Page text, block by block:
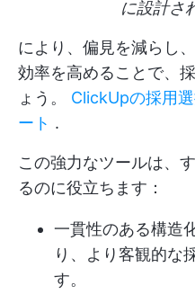
に設計さ
により、偏見を減らし
効率を高めることで、
ょう。 ClickUpの採用
ート .
この強力なツールは、
るのに役立ちます：
一貫性のある構造
り、より客観的な
す。